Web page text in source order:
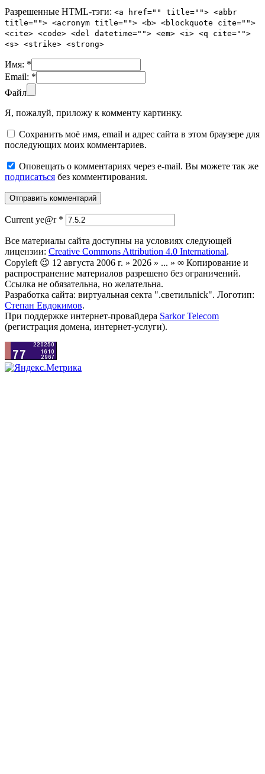
Разрешенные HTML-тэги: <a href="" title=""> <abbr
title=""> <acronym title=""> <b> <blockquote cite="">
<cite> <code> <del datetime=""> <em> <i> <q cite="">
<s> <strike> <strong>
Имя: *
Email: *
Файл
Я, пожалуй, приложу к комменту картинку.
Сохранить моё имя, email и адрес сайта в этом браузере для
последующих моих комментариев.
Оповещать о комментариях через e-mail. Вы можете так же
подписаться без комментирования.
Current ye@r *
Все материалы сайта доступны на условиях следующей
лицензии: Creative Commons Attribution 4.0 International.
Copyleft 😉 12 августа 2006 г. » 2026 » ... » ∞ Копирование и
распространение материалов разрешено без ограничений.
Ссылка не обязательна, но желательна.
Разработка сайта: виртуальная секта ".светильnick". Логотип:
Степан Евдокимов.
При поддержке интернет-провайдера Sarkor Telecom
(регистрация домена, интернет-услуги).